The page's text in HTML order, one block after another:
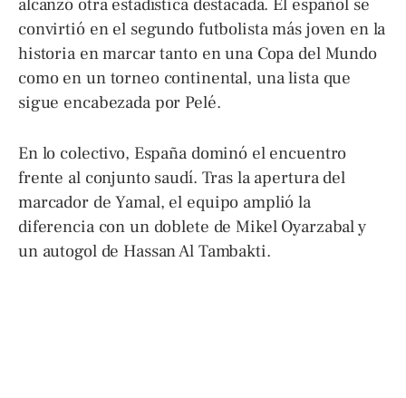
alcanzó otra estadística destacada. El español se
convirtió en el segundo futbolista más joven en la
historia en marcar tanto en una Copa del Mundo
como en un torneo continental, una lista que
sigue encabezada por Pelé.
En lo colectivo, España dominó el encuentro
frente al conjunto saudí. Tras la apertura del
marcador de Yamal, el equipo amplió la
diferencia con un doblete de Mikel Oyarzabal y
un autogol de Hassan Al Tambakti.